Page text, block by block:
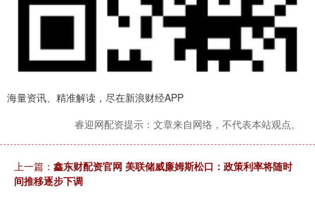
海量资讯、精准解读，尽在新浪财经APP
睿迎网配资提示：文章来自网络，不代表本站观点。
上一篇： 鑫东财配资官网 美联储威廉姆斯松口：政策利率将随时
间推移逐步下调